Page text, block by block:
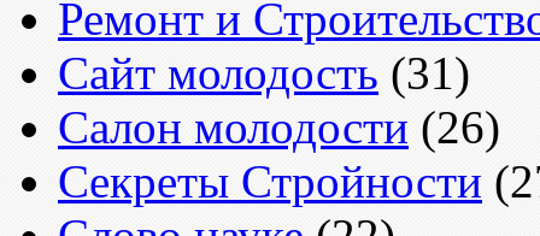
Ремонт и
Сайт молодость (31)
Салон молодости (26)
Секреты Стройности